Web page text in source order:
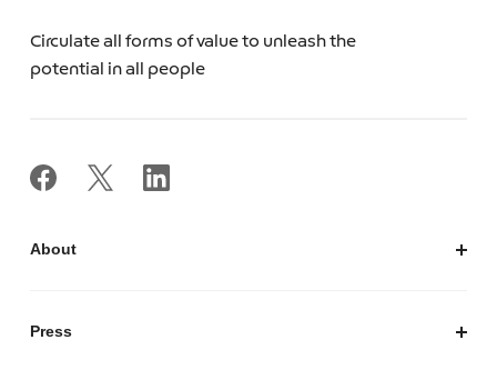
Circulate all forms of value to unleash the
potential in all people
About
Press